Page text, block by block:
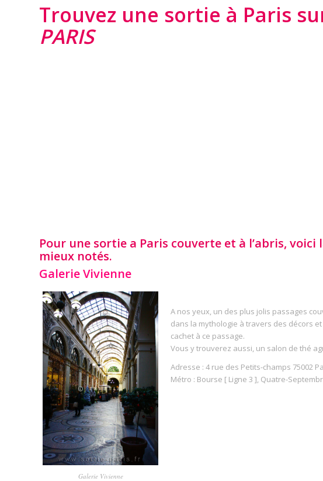
Trouvez une sortie à Paris
PARIS
Pour une sortie a Paris couverte et à l’abris, voici
mieux notés.
Galerie Vivienne
Galerie Vivienne
A nos yeux, un des plus jolis passages
dans la mythologie à travers des décors
cachet à ce passage.
Vous y trouverez aussi, un salon de thé
Adresse : 4 rue des Petits-champs 75002
Métro : Bourse [ Ligne 3 ], Quatre-